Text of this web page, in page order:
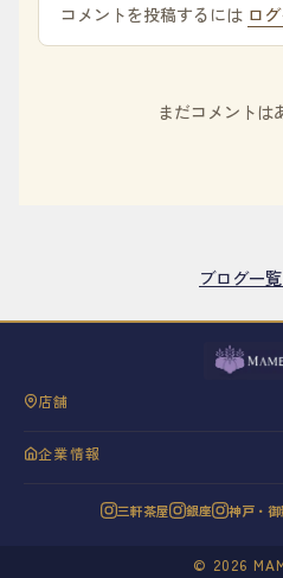
コメントを投稿するには ロ
まだコメントは
ブログ一
店舗
神戸・
企業情報
代表
三軒茶屋 銀座 神戸・御
© 2026